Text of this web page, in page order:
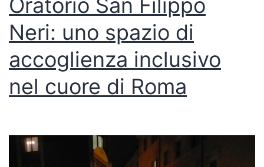
Oratorio San Filippo
Neri: uno spazio di
accoglienza inclusivo
nel cuore di Roma